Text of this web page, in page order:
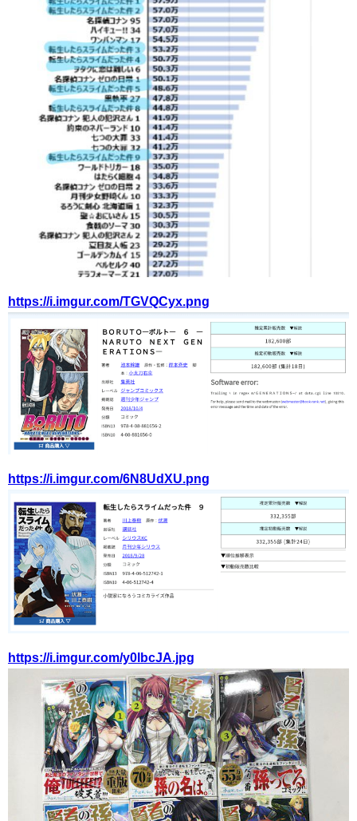
https://i.imgur.com/TGVQCyx.png
https://i.imgur.com/6N8UdXU.png
https://i.imgur.com/y0lbcJA.jpg